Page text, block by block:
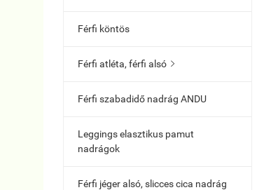
Férfi köntös
Férfi atléta, férfi alsó 
Férfi szabadidő nadrág ANDU
Leggings elasztikus pamut
nadrágok
Férfi jéger alsó, slicces cica nadrág